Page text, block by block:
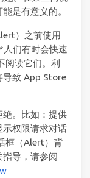
是有意义的。
）之前使用
们有时会快速
阅读它们。利
导致 App Store
。比如：提供
权限请求对话
框（Alert）背
指导，请参阅